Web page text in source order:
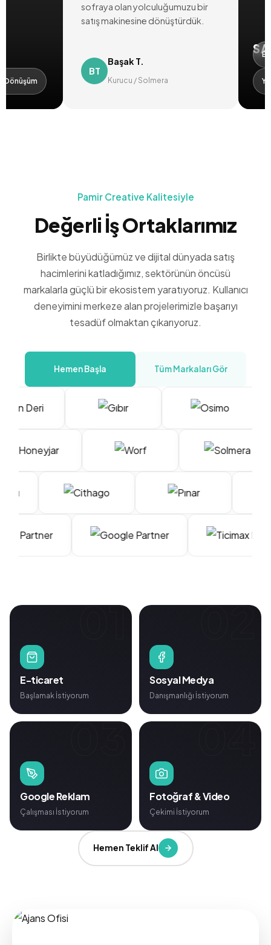
sofraya olan yolculuğumuzu bir
satış makinesine dönüştürdük.
BT
Başak T.
Kurucu / Solmera
E-
Pamir Creative Kalitesiyle
Değerli İş Ortaklarımız
Birlikte büyüdüğümüz ve dijital dünyada satış
hacimlerini katladığımız, sektörünün öncüsü
markalarla güçlü bir ekosistem yaratıyoruz. Kullanıcı
deneyimini merkeze alan projelerimizle başarıyı
tesadüf olmaktan çıkarıyoruz.
Hemen Başla Tüm Markaları Gör
01
E-ticaret
Başlamak İstiyorum
02
Sosyal Medya
Danışmanlığı İstiyorum
03
Google Reklam
Çalışması İstiyorum
04
Fotoğraf & Video
Çekimi İstiyorum
Hemen Teklif Al